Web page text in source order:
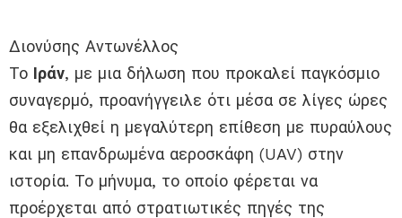
Διονύσης Αντωνέλλος
Το Ιράν, με μια δήλωση που προκαλεί παγκόσμιο
συναγερμό, προανήγγειλε ότι μέσα σε λίγες ώρες
θα εξελιχθεί η μεγαλύτερη επίθεση με πυραύλους
και μη επανδρωμένα αεροσκάφη (UAV) στην
ιστορία. Το μήνυμα, το οποίο φέρεται να
προέρχεται από στρατιωτικές πηγές της